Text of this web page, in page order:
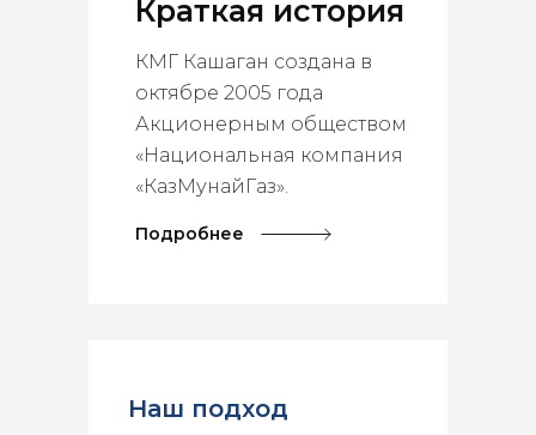
Краткая история
КМГ Кашаган создана в
октябре 2005 года
Акционерным обществом
«Национальная компания
«КазМунайГаз».
Подробнее
Наш подход